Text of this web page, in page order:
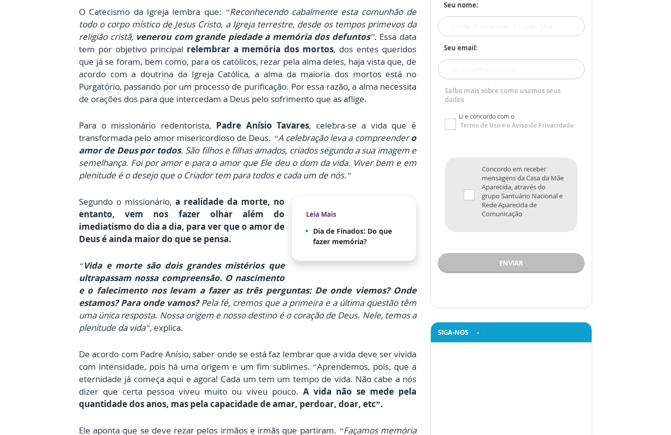
O Catecismo da Igreja lembra que: “Reconhecendo cabalmente esta comunhão de
todo o corpo místico de Jesus Cristo, a Igreja terrestre, desde os tempos primevos da
religião cristã, venerou com grande piedade a memória dos defuntos”. Essa data
tem por objetivo principal relembrar a memória dos mortos, dos entes queridos
que já se foram, bem como, para os católicos, rezar pela alma deles, haja vista que, de
acordo com a doutrina da Igreja Católica, a alma da maioria dos mortos está no
Purgatório, passando por um processo de purificação. Por essa razão, a alma necessita
de orações dos para que intercedam a Deus pelo sofrimento que as aflige.
Para o missionário redentorista, Padre Anísio Tavares, celebra-se a vida que é
transformada pelo amor misericordioso de Deus. “A celebração leva a compreendero
amor de Deus por todos. São filhos e filhas amados, criados segundo a sua imagem e
semelhança. Foi por amor e para o amor que Ele deu o dom da vida. Viver bem e em
plenitude é o desejo que o Criador tem para todos e cada um de nós.”
Leia Mais
Dia de Finados: Do que
fazer memória?
Segundo o missionário, a realidade da morte, no
entanto, vem nos fazer olhar além do
imediatismo do dia a dia, para ver que o amor de
Deus é ainda maior do que se pensa.
“Vida e morte são dois grandes mistérios que
ultrapassam nossa compreensão. O nascimento
e o falecimento nos levam a fazer as três perguntas: De onde viemos? Onde
estamos? Para onde vamos?Pela fé, cremos que a primeira e a última questão têm
uma única resposta. Nossa origem e nosso destino é o coração de Deus. Nele, temos a
plenitude da vida”, explica.
De acordo com Padre Anísio, saber onde se está faz lembrar que a vida deve ser vivida
com intensidade, pois há uma origem e um fim sublimes. “Aprendemos, pois, que a
eternidade já começa aqui e agora! Cada um tem um tempo de vida. Não cabe a nós
dizer que certa pessoa viveu muito ou viveu pouco. A vida não se mede pela
quantidade dos anos, mas pela capacidade de amar, perdoar, doar, etc”.
Ele aponta que se deve rezar pelos irmãos e irmãs que partiram. “Façamos memória
Seu nome:
Seu email:
Saiba mais sobre como usamos seus
dados
Li e concordo com o
Termo de Usoe oAviso de Privacidade
Concordo em receber
mensagens da Casa da Mãe
Aparecida, através do
grupo Santuário Nacional e
Rede Aparecida de
Comunicação
ENVIAR
SIGA-NOS